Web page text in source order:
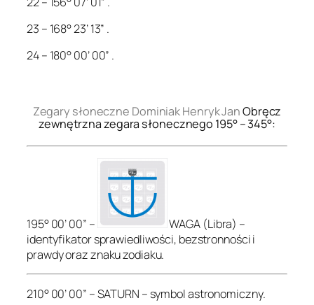
23 – 168° 23’ 13” .
24 – 180° 00’ 00” .
Zegary słoneczne Dominiak Henryk JanObręcz
zewnętrzna zegara słonecznego 195° – 345°:
195° 00’ 00” –
WAGA (Libra) –
identyfikator sprawiedliwości, bezstronności i
prawdy oraz znaku zodiaku.
210° 00’ 00” – SATURN – symbol astronomiczny.